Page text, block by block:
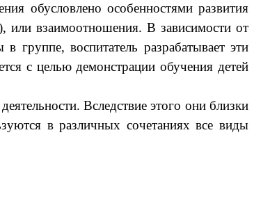
обусловлено особенностями развития
или взаимоотношения. В зависимости от
группе, воспитатель разрабатывает эти
с целью демонстрации обучения детей
Вследствие этого они близки
в различных сочетаниях все виды